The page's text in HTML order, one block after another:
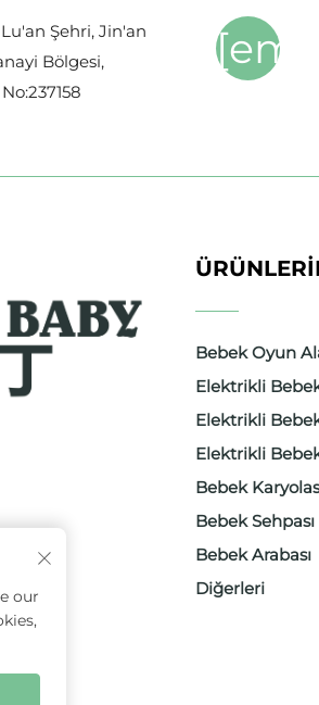
Şehri, Jin'an
Bölgesi,
güvenle
ekipmanları
Bebek Oyun
Elektrikli Bebek
Elektrikli
Elektrikli Bebek
Bebek
Bebek Sehpası
Bebek Arabası
Diğerleri
our